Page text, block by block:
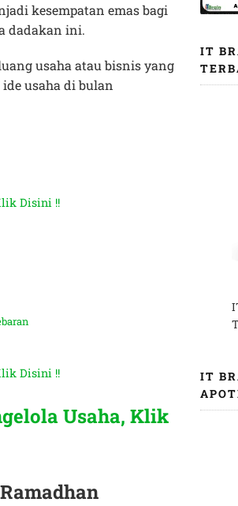
kesempatan emas bagi
dadakan ini.
usaha atau bisnis yang
usaha di bulan
Disini !!
Disini !!
Usaha, Klik
IT
IT